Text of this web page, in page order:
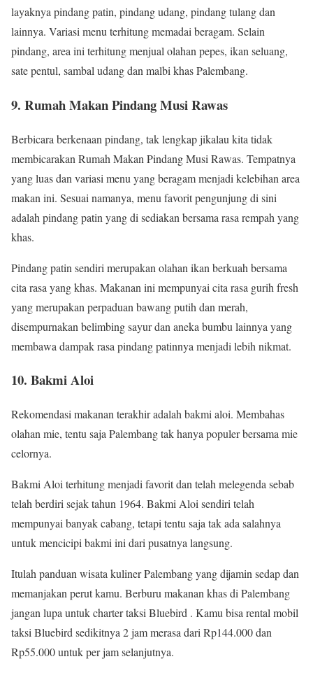
layaknya pindang patin, pindang udang, pindang tulang dan
lainnya. Variasi menu terhitung memadai beragam. Selain
pindang, area ini terhitung menjual olahan pepes, ikan seluang,
sate pentul, sambal udang dan malbi khas Palembang.
9. Rumah Makan Pindang Musi Rawas
Berbicara berkenaan pindang, tak lengkap jikalau kita tidak
membicarakan Rumah Makan Pindang Musi Rawas. Tempatnya
yang luas dan variasi menu yang beragam menjadi kelebihan area
makan ini. Sesuai namanya, menu favorit pengunjung di sini
adalah pindang patin yang di sediakan bersama rasa rempah yang
khas.
Pindang patin sendiri merupakan olahan ikan berkuah bersama
cita rasa yang khas. Makanan ini mempunyai cita rasa gurih fresh
yang merupakan perpaduan bawang putih dan merah,
disempurnakan belimbing sayur dan aneka bumbu lainnya yang
membawa dampak rasa pindang patinnya menjadi lebih nikmat.
10. Bakmi Aloi
Rekomendasi makanan terakhir adalah bakmi aloi. Membahas
olahan mie, tentu saja Palembang tak hanya populer bersama mie
celornya.
Bakmi Aloi terhitung menjadi favorit dan telah melegenda sebab
telah berdiri sejak tahun 1964. Bakmi Aloi sendiri telah
mempunyai banyak cabang, tetapi tentu saja tak ada salahnya
untuk mencicipi bakmi ini dari pusatnya langsung.
Itulah panduan wisata kuliner Palembang yang dijamin sedap dan
memanjakan perut kamu. Berburu makanan khas di Palembang
jangan lupa untuk charter taksi Bluebird . Kamu bisa rental mobil
taksi Bluebird sedikitnya 2 jam merasa dari Rp144.000 dan
Rp55.000 untuk per jam selanjutnya.